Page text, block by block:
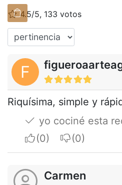
4.5/5, 133 votos
F
Riquísima, simple y
yo cociné esta
I apreciateI do not
Carmen